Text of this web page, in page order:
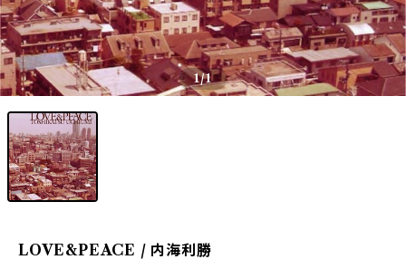
1/1
LOVE&PEACE / 内海利勝